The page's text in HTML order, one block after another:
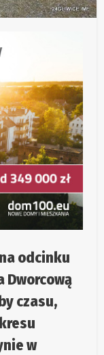
odcinku
Dworcową
czasu,
w